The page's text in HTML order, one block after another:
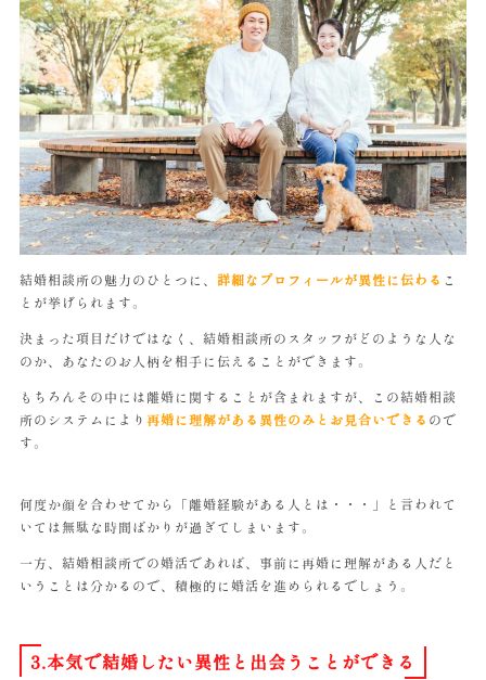
結婚相談所の魅力のひとつに、 詳細なプロフィールが異性に伝わる こ
とが挙げられます。
決まった項目だけではなく、結婚相談所のスタッフがどのような人な
のか、あなたのお人柄を相手に伝えることができます。
もちろんその中には離婚に関することが含まれますが、この結婚相談
所のシステムにより 再婚に理解がある異性のみとお見合いできる ので
す。
何度か顔を合わせてから「離婚経験がある人とは・・・」と言われて
いては無駄な時間ばかりが過ぎてしまいます。
一方、結婚相談所での婚活であれば、事前に再婚に理解がある人だと
いうことは分かるので、積極的に婚活を進められるでしょう。
3.本気で結婚したい異性と出会うことができる